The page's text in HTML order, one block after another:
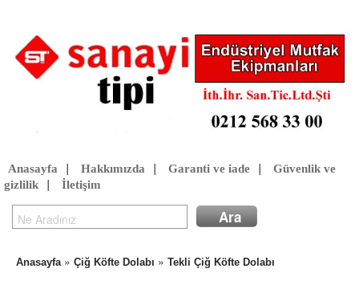
Anasayfa Hakkımızda Garanti ve iade
Güvenlik ve
gizlilik
İletişim
Anasayfa» Çiğ Köfte Dolabı » Tekli Çiğ Köfte Dolabı